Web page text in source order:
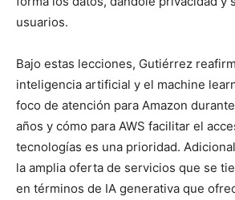
usuarios.
Bajo estas lecciones, Gutiérrez
inteligencia artificial y el machine
foco de atención para Amazon
años y cómo para AWS facilitar el
tecnologías es una prioridad.
la amplia oferta de servicios que se
en términos de IA generativa que